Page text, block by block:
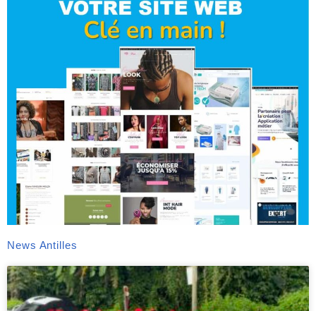
News Antilles